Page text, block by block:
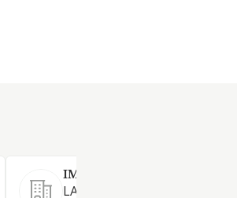
IMMOBLES LECHA SOLER
LA PROMOCION,